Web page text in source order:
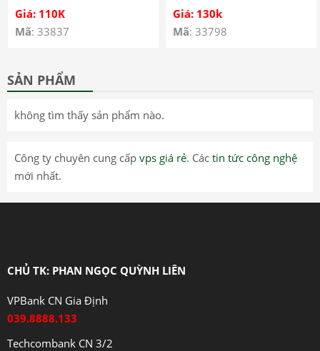
Giá: 110K
Mã: 33837
Giá: 130k
Mã: 33798
SẢN PHẨM
không tìm thấy sản phẩm nào.
Công ty chuyên cung cấp vps giá rẻ. Các tin tức công nghệ
mới nhất.
CHỦ TK: PHAN NGỌC QUỲNH LIÊN
VPBank CN Gia Định
039.8888.133
Techcombank CN 3/2